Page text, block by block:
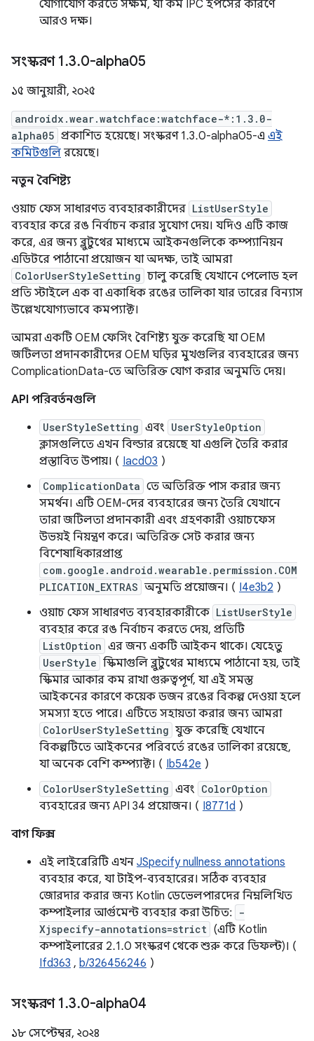
যোগাযোগ করতে সক্ষম, যা কম IPC হপসের কারণে
আরও দক্ষ।
সংস্করণ 1.3.0-alpha05
১৫ জানুয়ারী, ২০২৫
androidx.wear.watchface:watchface-*:1.3.0-
alpha05 প্রকাশিত হয়েছে। সংস্করণ 1.3.0-alpha05-এ এই
কমিটগুলি রয়েছে।
নতুন বৈশিষ্ট্য
ওয়াচ ফেস সাধারণত ব্যবহারকারীদের ListUserStyle
ব্যবহার করে রঙ নির্বাচন করার সুযোগ দেয়। যদিও এটি কাজ
করে, এর জন্য ব্লুটুথের মাধ্যমে আইকনগুলিকে কম্প্যানিয়ন
এডিটরে পাঠানো প্রয়োজন যা অদক্ষ, তাই আমরা
ColorUserStyleSetting চালু করেছি যেখানে পেলোড হল
প্রতি স্টাইলে এক বা একাধিক রঙের তালিকা যার তারের বিন্যাস
উল্লেখযোগ্যভাবে কমপ্যাক্ট।
আমরা একটি OEM ফেসিং বৈশিষ্ট্য যুক্ত করেছি যা OEM
জটিলতা প্রদানকারীদের OEM ঘড়ির মুখগুলির ব্যবহারের জন্য
ComplicationData-তে অতিরিক্ত যোগ করার অনুমতি দেয়।
API পরিবর্তনগুলি
UserStyleSetting এবং UserStyleOption
ক্লাসগুলিতে এখন বিল্ডার রয়েছে যা এগুলি তৈরি করার
প্রস্তাবিত উপায়। ( Iacd03 )
ComplicationData তে অতিরিক্ত পাস করার জন্য
সমর্থন। এটি OEM-দের ব্যবহারের জন্য তৈরি যেখানে
তারা জটিলতা প্রদানকারী এবং গ্রহণকারী ওয়াচফেস
উভয়ই নিয়ন্ত্রণ করে। অতিরিক্ত সেট করার জন্য
বিশেষাধিকারপ্রাপ্ত
com.google.android.wearable.permission.COM
PLICATION_EXTRAS অনুমতি প্রয়োজন। ( I4e3b2 )
ওয়াচ ফেস সাধারণত ব্যবহারকারীকে ListUserStyle
ব্যবহার করে রঙ নির্বাচন করতে দেয়, প্রতিটি
ListOption এর জন্য একটি আইকন থাকে। যেহেতু
UserStyle স্কিমাগুলি ব্লুটুথের মাধ্যমে পাঠানো হয়, তাই
স্কিমার আকার কম রাখা গুরুত্বপূর্ণ, যা এই সমস্ত
আইকনের কারণে কয়েক ডজন রঙের বিকল্প দেওয়া হলে
সমস্যা হতে পারে। এটিতে সহায়তা করার জন্য আমরা
ColorUserStyleSetting যুক্ত করেছি যেখানে
বিকল্পটিতে আইকনের পরিবর্তে রঙের তালিকা রয়েছে,
যা অনেক বেশি কম্প্যাক্ট। ( Ib542e )
ColorUserStyleSetting এবং ColorOption
ব্যবহারের জন্য API 34 প্রয়োজন। ( I8771d )
বাগ ফিক্স
এই লাইব্রেরিটি এখন JSpecify nullness annotations
ব্যবহার করে, যা টাইপ-ব্যবহারের। সঠিক ব্যবহার
জোরদার করার জন্য Kotlin ডেভেলপারদের নিম্নলিখিত
কম্পাইলার আর্গুমেন্ট ব্যবহার করা উচিত: -
Xjspecify-annotations=strict (এটি Kotlin
কম্পাইলারের 2.1.0 সংস্করণ থেকে শুরু করে ডিফল্ট)। (
Ifd363 , b/326456246 )
সংস্করণ 1.3.0-alpha04
১৮ সেপ্টেম্বর, ২০২৪